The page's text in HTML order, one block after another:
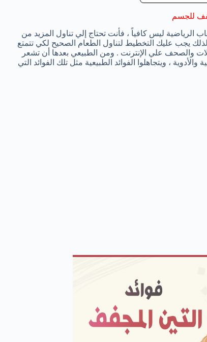
للجسم
الرياضية ليس كافياً ، فأنت تحتاج إلي تناول المزيد من
لذلك يجب عليك التخطيط لتناول الطعام الصحيح لكي تتمتع
والصحف علي الإنترنت . ومن الطبيعي بعدها أن تشعر
، ويتجاهلوا الفوائد الطبيعية مثل تلك الفوائد التي